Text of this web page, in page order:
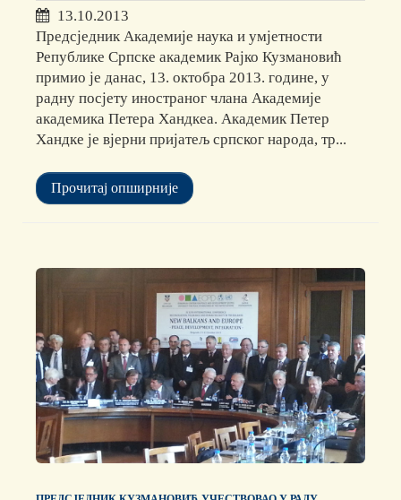
13.10.2013
Предсједник Академије наука и умјетности
Републике Српске академик Рајко Кузмановић
примио је данас, 13. октобра 2013. године, у
радну посјету иностраног члана Академије
академика Петера Хандкеа. Академик Петер
Хандке је вјерни пријатељ српског народа, тр...
Прочитај опширније